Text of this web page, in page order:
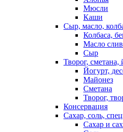
Мюсли
Каши
Сыр, масло,
Колбаса,
Масло
Сыр
Творог, сметана,
Йогурт,
Майонез
Сметана
Творог,
Консервация
Сахар, соль,
Сахар и